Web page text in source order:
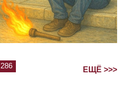
286
ЕЩЁ >>>